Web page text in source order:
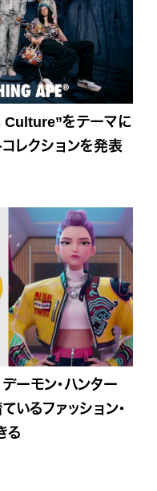
Culture”をテーマに
レクションを発表
ーモン・ハンター
いるファッション・
る